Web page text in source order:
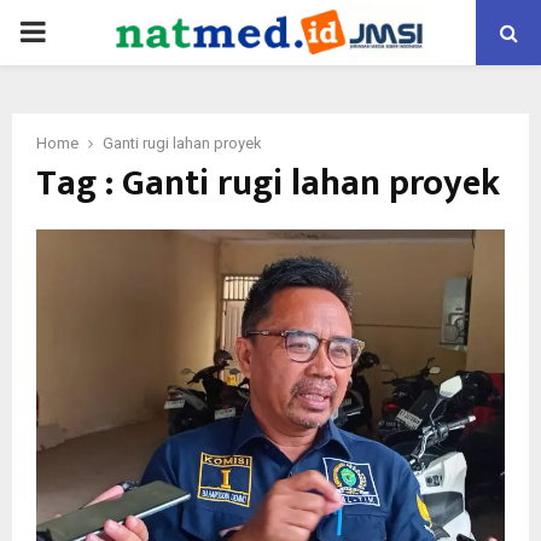
PRIMARY
Home Ganti rugi lahan proyek
Tag : Ganti rugi lahan proyek